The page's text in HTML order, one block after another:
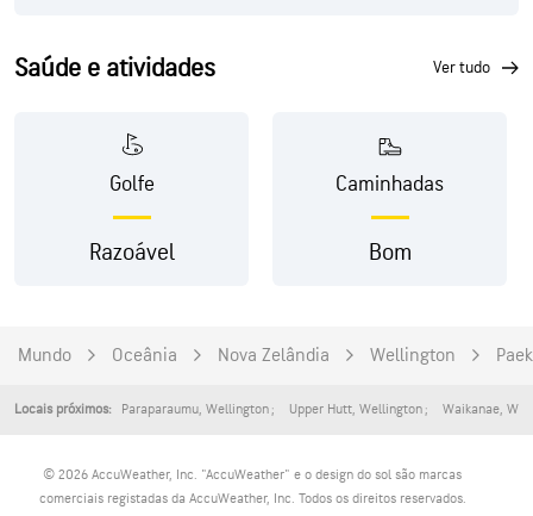
Saúde e atividades ver tudo
Golfe
Razoável
Caminhadas
Bom
Mundo Oceânia Nova Zelândia Wellington
Locais próximos: Paraparaumu, Wellington Upper Hutt, Wellington Waikanae,
© 2026 AccuWeather, Inc. "AccuWeather" e o design do sol são marcas
comerciais registadas da AccuWeather, Inc. Todos os direitos reservados.